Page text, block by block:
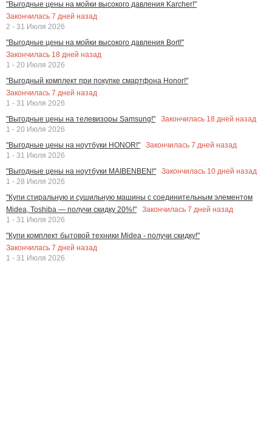
"Выгодные цены на мойки высокого давления Karcher!"
Закончилась 7 дней назад
2 - 31 Июля 2026
"Выгодные цены на мойки высокого давления Bort!"
Закончилась 18 дней назад
1 - 20 Июля 2026
"Выгодный комплект при покупке смартфона Honor!"
Закончилась 7 дней назад
1 - 31 Июля 2026
"Выгодные цены на телевизоры Samsung!"
Закончилась 18 дней назад
1 - 20 Июля 2026
"Выгодные цены на ноутбуки HONOR!"
Закончилась 7 дней назад
1 - 31 Июля 2026
"Выгодные цены на ноутбуки MAIBENBEN!"
Закончилась 10 дней назад
1 - 28 Июля 2026
"Купи стиральную и сушильную машины с соединительным элементом
Midea, Toshiba — получи скидку 20%!"
Закончилась 7 дней назад
1 - 31 Июля 2026
"Купи комплект бытовой техники Midea - получи скидку!"
Закончилась 7 дней назад
1 - 31 Июля 2026